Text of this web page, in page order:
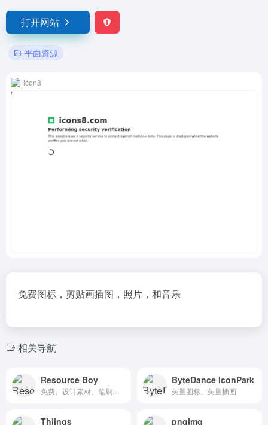
打开网站
平面资源
icon8
免费图标，剪贴画插图，照片，和音乐
相关导航
Resource Boy ByteDance IconPark
矢量图标、矢量插画
Thiings pngimg